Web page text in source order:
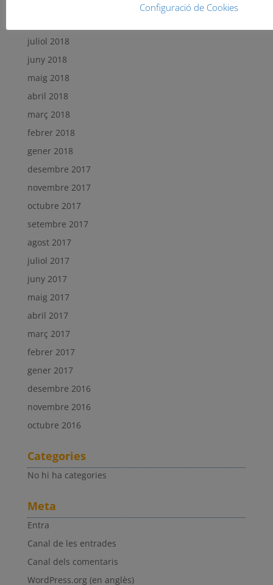
juliol 2018
juny 2018
maig 2018
abril 2018
març 2018
febrer 2018
gener 2018
desembre 2017
novembre 2017
octubre 2017
setembre 2017
agost 2017
juliol 2017
juny 2017
maig 2017
abril 2017
març 2017
febrer 2017
gener 2017
desembre 2016
novembre 2016
octubre 2016
Categories
No hi ha categories
Meta
Entra
Canal de les entrades
Canal dels comentaris
WordPress.org (en anglès)
Configuració de Cookies